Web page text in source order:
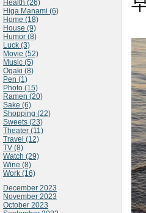
Health (26)
Higa Manami (6)
Home (18)
House (9)
Humor (8)
Luck (3)
Movie (52)
Music (5)
Ogaki (8)
Pen (1)
Photo (15)
Ramen (20)
Sake (6)
Shopping (22)
Sweets (23)
Theater (11)
Travel (12)
TV (8)
Watch (29)
Wine (8)
Work (16)
December 2023
November 2023
October 2023